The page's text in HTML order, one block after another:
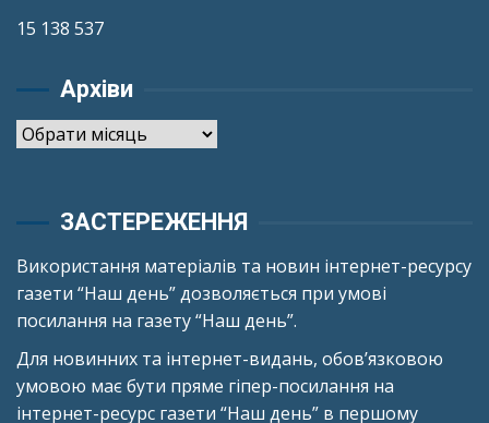
15 138 537
Архіви
Архіви
ЗАСТЕРЕЖЕННЯ
Використання матеріалів та новин інтернет-ресурсу
газети “Наш день” дозволяється при умові
посилання на газету “Наш день”.
Для новинних та інтернет-видань, обов’язковою
умовою має бути пряме гіпер-посилання на
інтернет-ресурс газети “Наш день” в першому